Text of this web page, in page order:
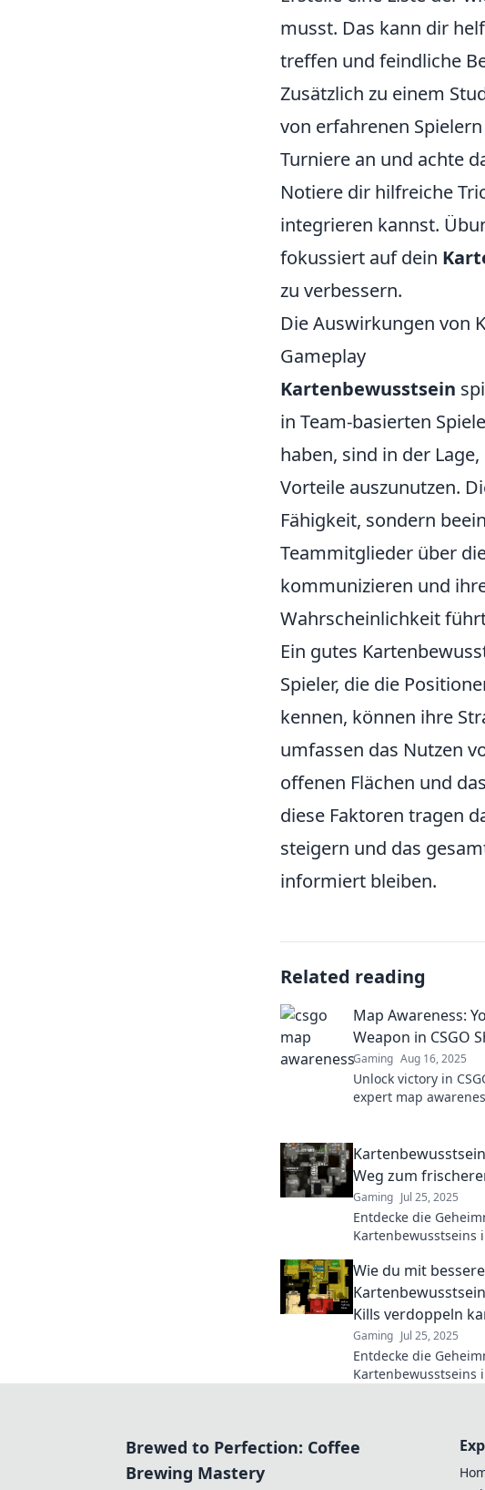
musst. Das kann dir
treffen und feindliche
Zusätzlich zu einem
von erfahrenen
Turniere an und achte
Notiere dir hilfreiche
integrieren kannst.
fokussiert auf dein
zu verbessern.
Die Auswirkungen von
Gameplay
Kartenbewusstsein
in Team-basierten
haben, sind in der
Vorteile auszunutzen.
Fähigkeit, sondern
Teammitglieder über
kommunizieren und
Wahrscheinlichkeit
Ein gutes
Spieler, die die
kennen, können ihre
umfassen das Nutzen
offenen Flächen und
diese Faktoren tragen
steigern und das
informiert bleiben.
Related reading
Map Awareness:
Weapon in CSGO
Gaming Aug 16, 2025
Unlock victory in
expert map
Weg zum
Gaming Jul 25, 2025
Entdecke die
Kartenbewusstseins
zum Meister auf der
Wie du mit
Kills verdoppeln
Gaming Jul 25, 2025
Entdecke die
Kartenbewusstseins
Brewed to Perfection: Coffee
Brewing Mastery